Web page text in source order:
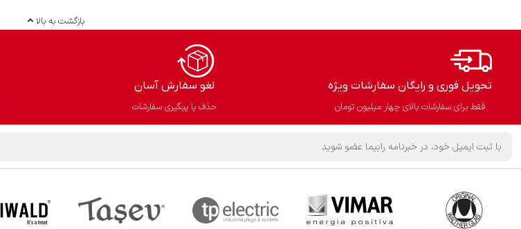
بازگشت به بالا
تحویل فوری و رایگان سفارشات ویژه
فقط برای سفارشات بالای چهار میلیون تومان
لغو سفارش آسان​
حذف یا پیگیری سفارشات